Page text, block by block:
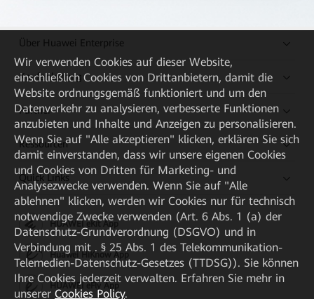
Über Huawei Enterprise
Kaufanleitung
Partner
Ressourcen
Quick Links
HUAWEI eKit App
Huawei HiKnow App
HUAWEI eFly App
Wir verwenden Cookies auf dieser Website,
einschließlich Cookies von Drittanbietern, damit die
Website ordnungsgemäß funktioniert und um den
Datenverkehr zu analysieren, verbesserte Funktionen
anzubieten und Inhalte und Anzeigen zu personalisieren.
Wenn Sie auf "Alle akzeptieren" klicken, erklären Sie sich
damit einverstanden, dass wir unsere eigenen Cookies
und Cookies von Dritten für Marketing- und
Analysezwecke verwenden. Wenn Sie auf "Alle
ablehnen" klicken, werden wir Cookies nur für technisch
notwendige Zwecke verwenden (Art. 6 Abs. 1 (a) der
Datenschutz-Grundverordnung (DSGVO) und in
Verbindung mit . § 25 Abs. 1 des Telekommunikation-
Telemedien-Datenschutz-Gesetzes (TTDSG)). Sie können
Ihre Cookies jederzeit verwalten. Erfahren Sie mehr in
unserer Cookies Policy.